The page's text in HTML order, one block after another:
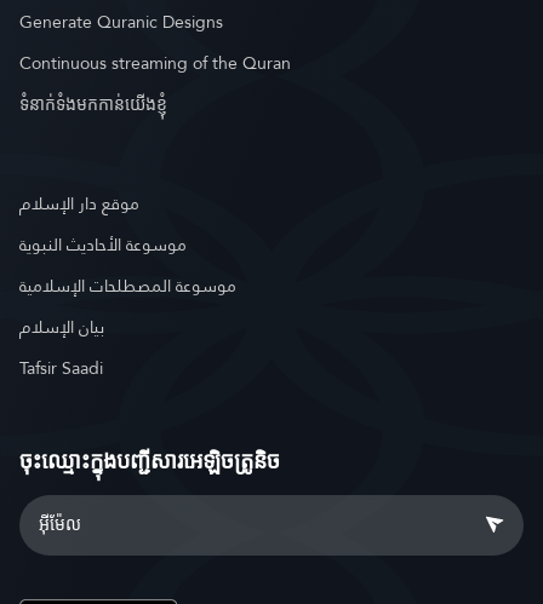
Generate Quranic Designs
Continuous streaming of the Quran
ទំនាក់ទំងមកកាន់យើងខ្ញុំ
موقع دار الإسلام
موسوعة الأحاديث النبوية
موسوعة المصطلحات الإسلامية
بيان الإسلام
Tafsir Saadi
ចុះឈ្មោះ​ក្នុងបញ្ជីសារអេឡិចត្រូនិច